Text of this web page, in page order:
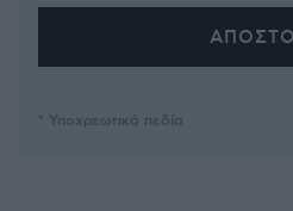
* Υποχρεωτικά πεδία